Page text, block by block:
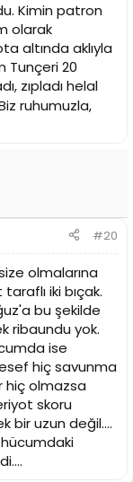
Kimin patron
olarak
altında aklıyla
Tunçeri 20
zıpladı helal
ruhumuzla,
#20
olmalarına
iki bıçak.
bu şekilde
ribaundu yok.
ise
hiç savunma
hiç olmazsa
skoru
bir uzun değil....
hücumdaki